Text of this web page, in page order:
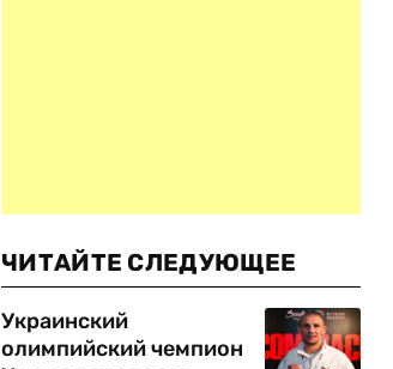
ЧИТАЙТЕ СЛЕДУЮЩЕЕ
Украинский
олимпийский чемпион